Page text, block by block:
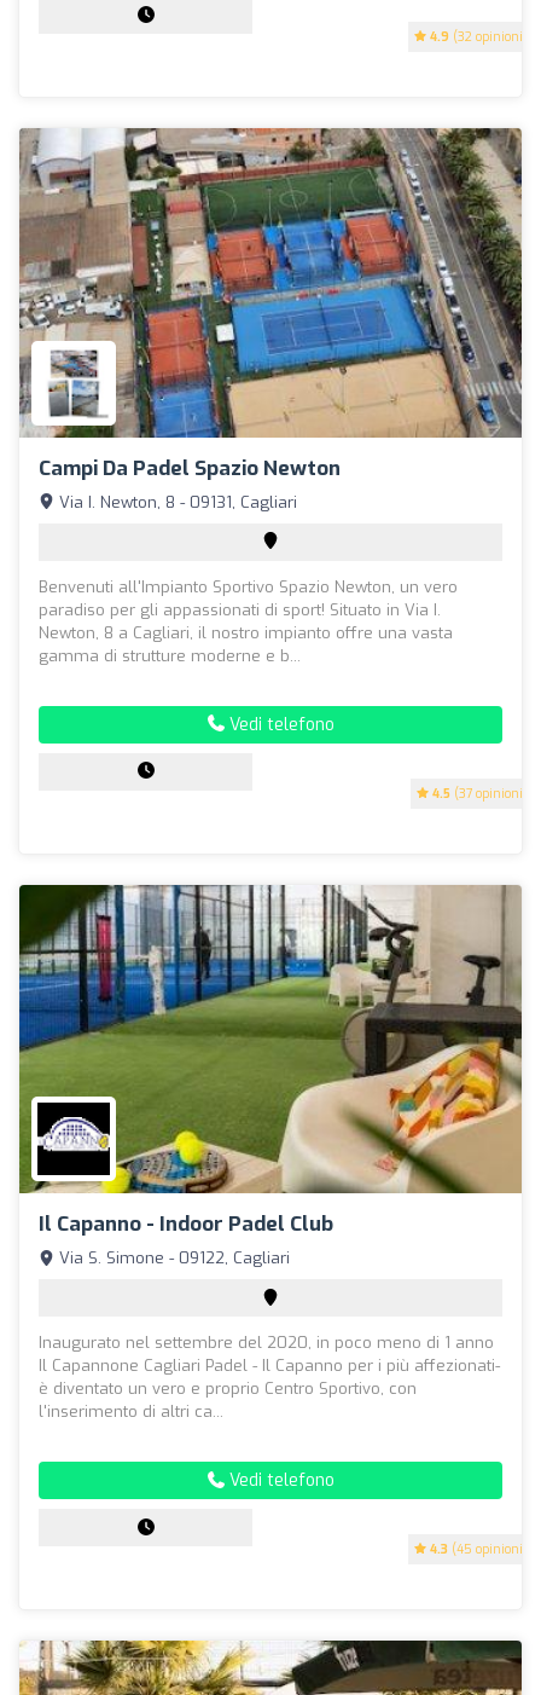
4.9 (32 opinioni)
Campi Da Padel Spazio Newton
4.5 (37 opinioni)
Via I. Newton, 8 - 09131, Cagliari
Benvenuti all'Impianto Sportivo Spazio Newton, un vero
paradiso per gli appassionati di sport! Situato in Via I.
Newton, 8 a Cagliari, il nostro impianto offre una vasta
gamma di strutture moderne e b...
Vedi telefono
Il Capanno - Indoor Padel Club
4.3 (45 opinioni)
Via S. Simone - 09122, Cagliari
Inaugurato nel settembre del 2020, in poco meno di 1 anno
Il Capannone Cagliari Padel - Il Capanno per i più affezionati-
è diventato un vero e proprio Centro Sportivo, con
l'inserimento di altri ca...
Vedi telefono